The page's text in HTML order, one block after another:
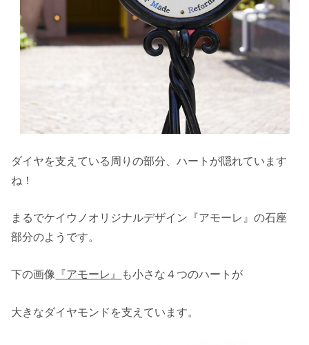
ダイヤを支えている周りの部分、ハートが隠れています
ね！
まるでケイウノオリジナルデザイン『アモーレ』の石座
部分のようです。
下の画像 『アモーレ』 も小さな４つのハートが
大きなダイヤモンドを支えています。